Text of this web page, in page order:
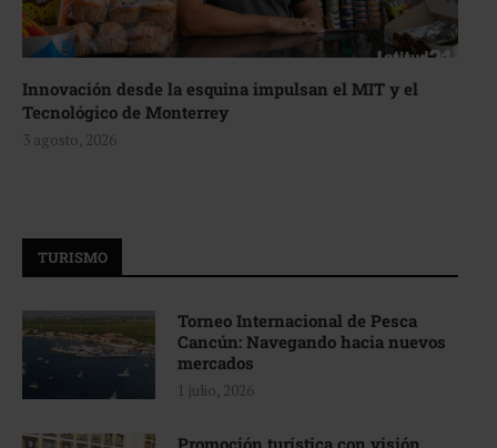
Innovación desde la esquina impulsan el MIT y el
Tecnológico de Monterrey
3 agosto, 2026
TURISMO
Torneo Internacional de Pesca
Cancún: Navegando hacia nuevos
mercados
1 julio, 2026